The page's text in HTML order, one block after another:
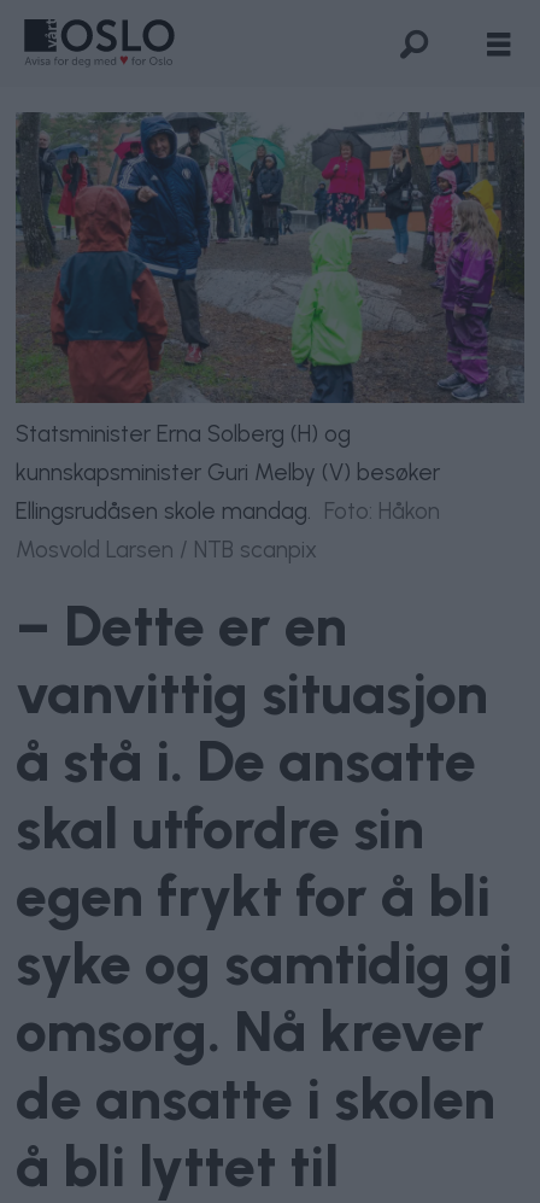
Statsminister Erna Solberg (H) og
kunnskapsminister Guri Melby (V) besøker
Ellingsrudåsen skole mandag. Foto: Håkon
Mosvold Larsen / NTB scanpix
– Dette er en
vanvittig situasjon
å stå i. De ansatte
skal utfordre sin
egen frykt for å bli
syke og samtidig gi
omsorg. Nå krever
de ansatte i skolen
å bli lyttet til